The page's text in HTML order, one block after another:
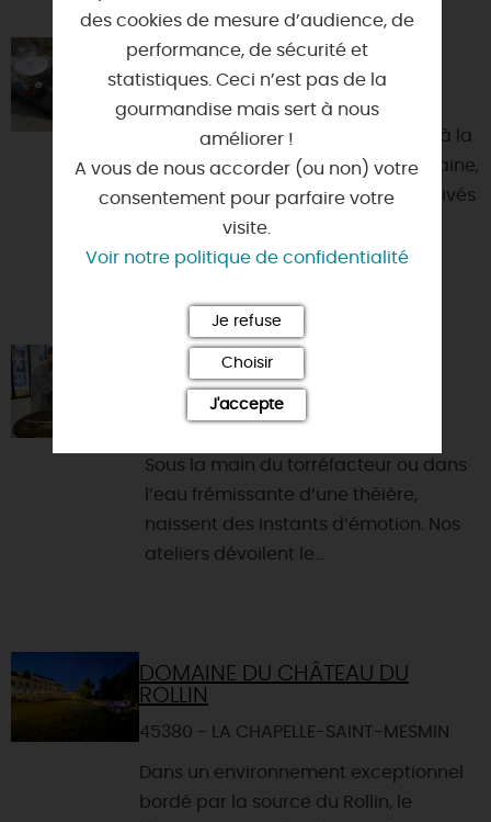
OFILDELO ORLÉANS
45000 - ORLEANS
Visites et activités pédagogiques à la
ferme. Découvrez l'agriculture urbaine,
le maraîchage et les légumes cultivés
au fil des...
ATELIERS DES COMPTOIRS
JEANNE D'ARC
45000 - ORLEANS
Sous la main du torréfacteur ou dans
l’eau frémissante d’une théière,
naissent des instants d’émotion. Nos
ateliers dévoilent le...
DOMAINE DU CHÂTEAU DU
ROLLIN
45380 - LA CHAPELLE-SAINT-MESMIN
Dans un environnement exceptionnel
bordé par la source du Rollin, le
des cookies de mesure d’audience, de
performance, de sécurité et
statistiques. Ceci n’est pas de la
gourmandise mais sert à nous
améliorer !
A vous de nous accorder (ou non) votre
consentement pour parfaire votre
visite.
Voir notre politique de confidentialité
Je refuse
Choisir
J'accepte